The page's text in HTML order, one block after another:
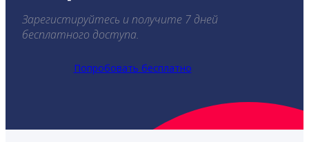
Зарегистируйтесь и получите 7 дней
бесплатного доступа.
Попробовать бесплатно